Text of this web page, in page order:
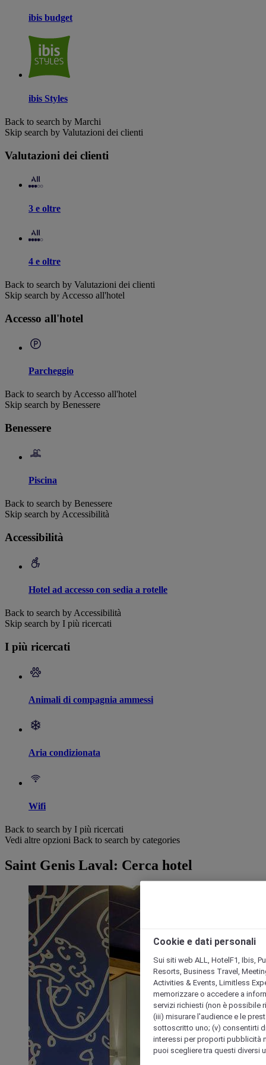
ibis budget
ibis Styles
Back to search by Marchi
Skip search by Valutazioni dei clienti
Valutazioni dei clienti
3 e oltre
4 e oltre
Back to search by Valutazioni dei clienti
Skip search by Accesso all'hotel
Accesso all'hotel
Parcheggio
Back to search by Accesso all'hotel
Skip search by Benessere
Benessere
Piscina
Back to search by Benessere
Skip search by Accessibilità
Accessibilità
Hotel ad accesso con sedia a rotelle
Back to search by Accessibilità
Skip search by I più ricercati
I più ricercati
Animali di compagnia ammessi
Aria condizionata
Wifi
Back to search by I più ricercati
Vedi altre opzioni Back to search by categories
Saint Genis Laval: Cerca hotel
Cookie e dati personali
Sui siti web ALL, HotelF1, Ibis,
Resorts, Business Travel,
Activities & Events, Limitless
memorizzare o accedere a
servizi richiesti (non è possibile
(iii) misurare l'audience e le
sottoscritto uno; (v) consentirti
interessi per proporti pubblicità
puoi scegliere tra questi diversi